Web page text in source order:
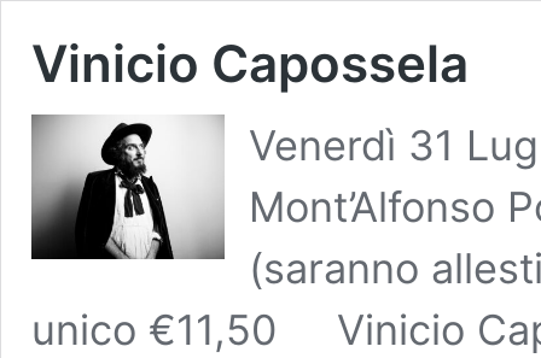
Vinicio Capossela
Venerdì 31
Mont’Alfonso
(saranno
unico €11,50 Vinicio